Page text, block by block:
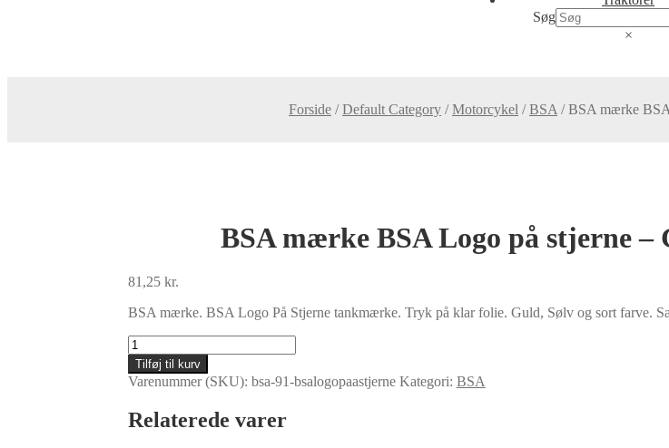
Søg
×
Forside /Default Category /Motorcykel /BSA /BSA mærke
BSA mærke BSA Logo på stjerne
81,25 kr.
BSA mærke. BSA Logo På Stjerne tankmærke. Tryk på klar folie. Guld, Sølv og sort farve.
BSA
mærke
BSA
Logo
stjerne
Tilføj til kurv
Varenummer (SKU): bsa-91-bsalogopaastjerne Kategori: BSA
Relaterede varer